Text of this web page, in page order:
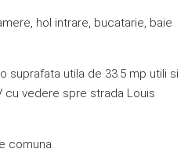
hol intrare, bucatarie, baie
suprafata utila de 33.5 mp utili si
cu vedere spre strada Louis
comuna.